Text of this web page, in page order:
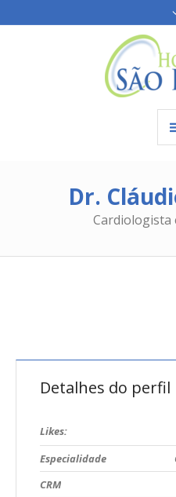
Dr.
Cardiologista
Detalhes do perfil
Likes:
Especialidade
CRM